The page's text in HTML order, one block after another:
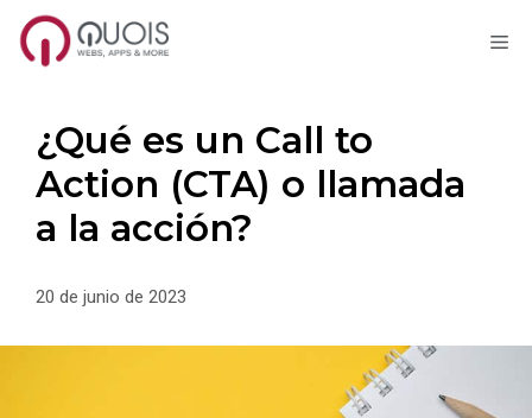
Saltar
contenido¿Qué es un Call to
Action (CTA) o llamada
a la acción?
20 de junio de 2023